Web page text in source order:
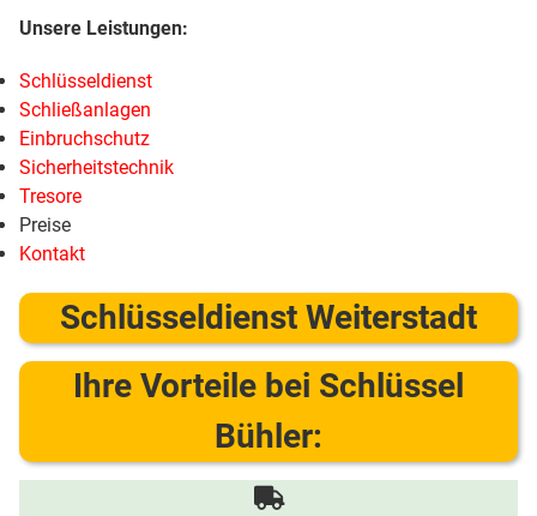
Schlüsseldienst
Schließanlagen
Einbruchschutz
Sicherheitstechnik
Tresore
Preise
Kontakt
Schlüsseldienst Weiterstadt
Ihre Vorteile bei Schlüssel
Bühler: